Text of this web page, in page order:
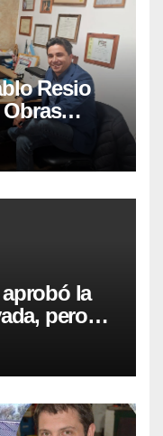
Resio
de
ruta a
la
pero